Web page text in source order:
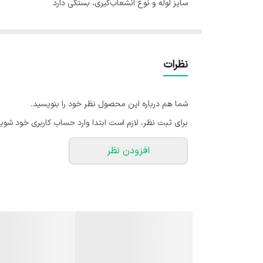
سایز لوله و نوع انشعاب‌گیری، بستگی دارد
نظرات
شما هم درباره این محصول نظر خود را بنویسید.
برای ثبت نظر، لازم است ابتدا وارد حساب کاربری خود
افزودن نظر